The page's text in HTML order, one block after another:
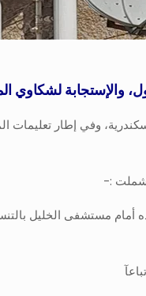
والإستجابة لشكاوي
وفي إطار
مستشفى الخليل